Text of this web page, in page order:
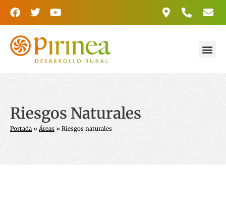
contenido
F
a
c
e
b
T
w
t
t
e
Y
o
t
u
b
Riesgos Naturales
Portada » Áreas » Riesgos naturales